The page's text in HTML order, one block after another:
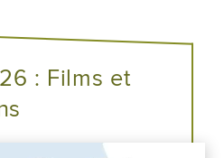
: Films et